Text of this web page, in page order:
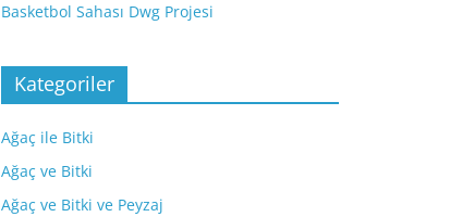
Basketbol Sahası Dwg Projesi
Kategoriler
Ağaç ile Bitki
Ağaç ve Bitki
Ağaç ve Bitki ve Peyzaj